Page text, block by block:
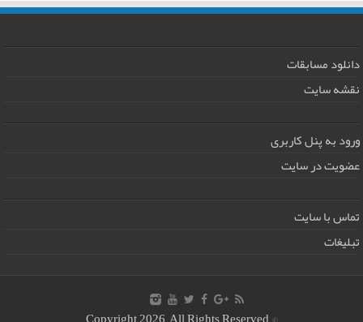
دانلود مسابقات
نقشه سایت
ورود به پنل کاربری
عضویت در سایت
تماس با سایت
تبلیغات